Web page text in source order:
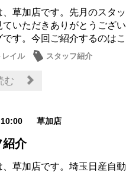
、草加店です。先月のスタ
ていただきありがとうござ
です。今回ご紹介するのは
レイル スタッフ紹介
む
草加店
紹介
、草加店です。埼玉日産自